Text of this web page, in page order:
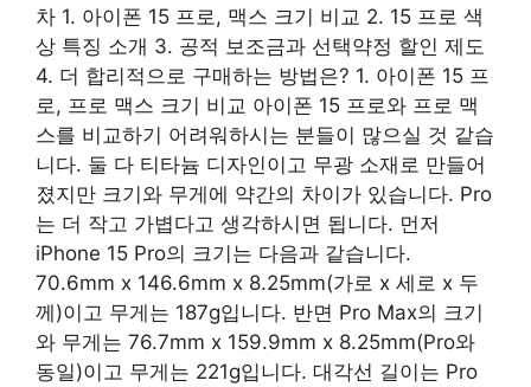
차 1. 아이폰 15 프로, 맥스 크기 비교 2. 15 프로 색
상 특징 소개 3. 공적 보조금과 선택약정 할인 제도
4. 더 합리적으로 구매하는 방법은? 1. 아이폰 15 프
로, 프로 맥스 크기 비교 아이폰 15 프로와 프로 맥
스를 비교하기 어려워하시는 분들이 많으실 것 같습
니다. 둘 다 티타늄 디자인이고 무광 소재로 만들어
졌지만 크기와 무게에 약간의 차이가 있습니다. Pro
는 더 작고 가볍다고 생각하시면 됩니다. 먼저
iPhone 15 Pro의 크기는 다음과 같습니다.
70.6mm x 146.6mm x 8.25mm(가로 x 세로 x 두
께)이고 무게는 187g입니다. 반면 Pro Max의 크기
와 무게는 76.7mm x 159.9mm x 8.25mm(Pro와
동일)이고 무게는 221g입니다. 대각선 길이는 Pro